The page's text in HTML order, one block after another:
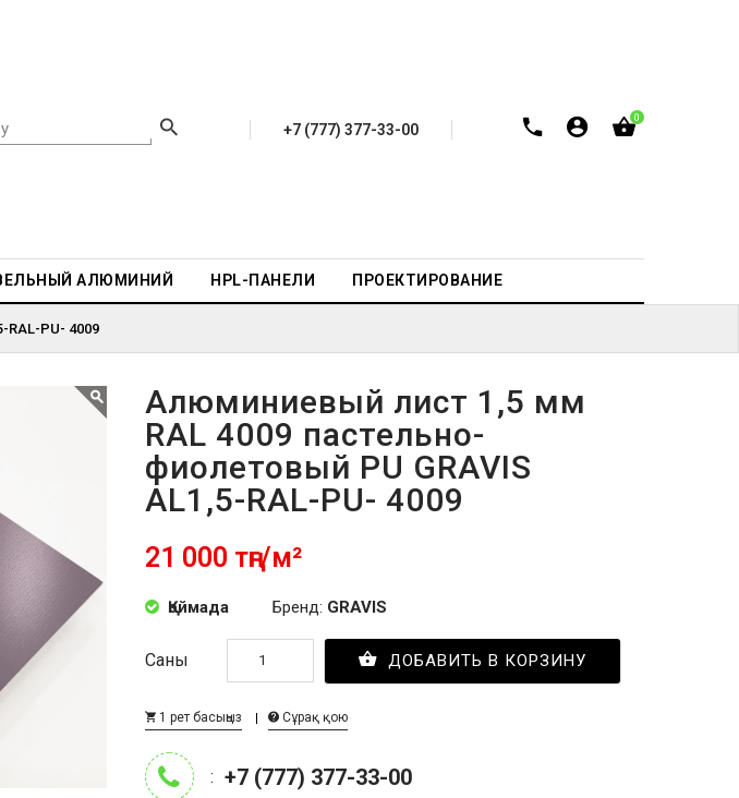
+7 (777) 377-33-00
0
АЛЮМИНИЙ HPL-ПАНЕЛИ ПРОЕКТИРОВАНИЕ
PU- 4009
Алюминиевый лист 1,5 мм
RAL 4009 пастельно-
фиолетовый PU GRAVIS
AL1,5-RAL-PU- 4009
21 000 тңг/м²
Қоймада Бренд: GRAVIS
Саны ДОБАВИТЬ В КОРЗИНУ
1 рет басыңыз Сұрақ қою
: +7 (777) 377-33-00